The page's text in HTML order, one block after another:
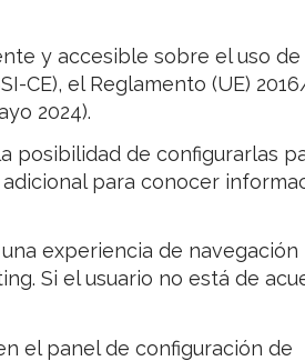
y accesible sobre el uso de
CE), el Reglamento (UE)
2024).
posibilidad de configurarlas
para conocer
experiencia de navegación
Si el usuario no está de
el panel de configuración de